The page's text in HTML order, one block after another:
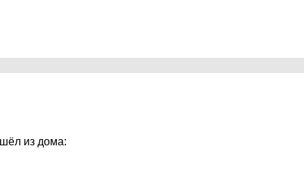
из дома: